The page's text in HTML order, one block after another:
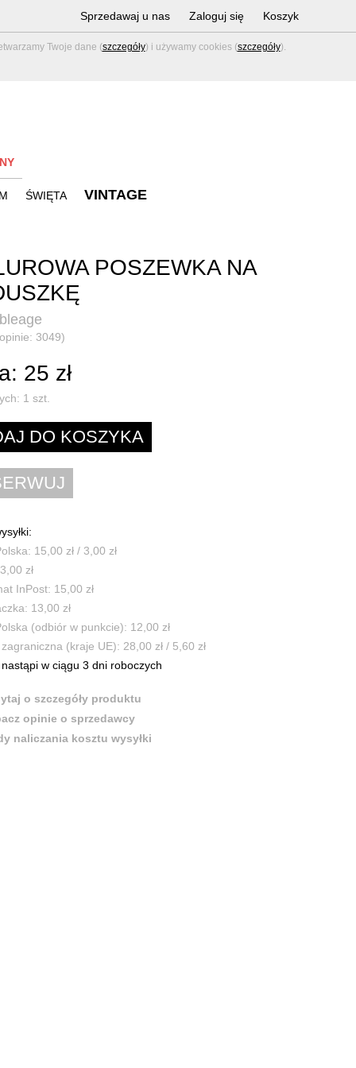
Twoje dane (szczegóły) i używamy cookies (szczegóły).
Sprzedawaj u nas Zaloguj się Koszyk
ŚWIĘTA VINTAGE
POSZEWKA NA
3049)
25 zł
1 szt.
15,00 zł / 3,00 zł
zł
InPost: 15,00 zł
13,00 zł
(odbiór w punkcie): 12,00 zł
zagraniczna (kraje UE): 28,00 zł / 5,60 zł
nastąpi w ciągu 3 dni roboczych
o szczegóły produktu
opinie o sprzedawcy
naliczania kosztu wysyłki